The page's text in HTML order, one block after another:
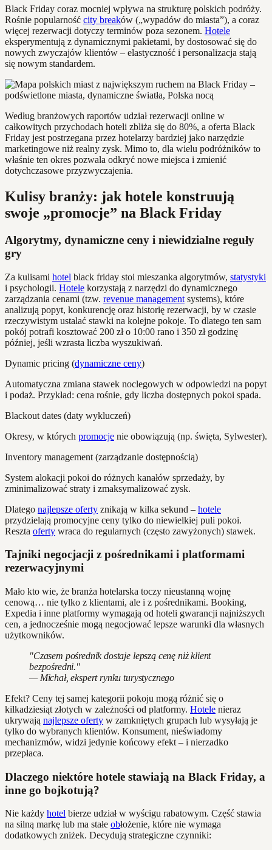
Black Friday coraz mocniej wpływa na strukturę polskich podróży.
Rośnie popularność city breaków („wypadów do miasta”), a coraz
więcej rezerwacji dotyczy terminów poza sezonem. Hotele
eksperymentują z dynamicznymi pakietami, by dostosować się do
nowych zwyczajów klientów – elastyczność i personalizacja stają
się nowym standardem.
Według branżowych raportów udział rezerwacji online w
całkowitych przychodach hoteli zbliża się do 80%, a oferta Black
Friday jest postrzegana przez hotelarzy bardziej jako narzędzie
marketingowe niż realny zysk. Mimo to, dla wielu podróżników to
właśnie ten okres pozwala odkryć nowe miejsca i zmienić
dotychczasowe przyzwyczajenia.
Kulisy branży: jak hotele konstruują
swoje „promocje” na Black Friday
Algorytmy, dynamiczne ceny i niewidzialne reguły
gry
Za kulisami hotel black friday stoi mieszanka algorytmów, statystyki
i psychologii. Hotele korzystają z narzędzi do dynamicznego
zarządzania cenami (tzw. revenue management systems), które
analizują popyt, konkurencję oraz historię rezerwacji, by w czasie
rzeczywistym ustalać stawki na kolejne pokoje. To dlatego ten sam
pokój potrafi kosztować 200 zł o 10:00 rano i 350 zł godzinę
później, jeśli wzrasta liczba wyszukiwań.
Dynamic pricing (dynamiczne ceny)
Automatyczna zmiana stawek noclegowych w odpowiedzi na popyt
i podaż. Przykład: cena rośnie, gdy liczba dostępnych pokoi spada.
Blackout dates (daty wykluczeń)
Okresy, w których promocje nie obowiązują (np. święta, Sylwester).
Inventory management (zarządzanie dostępnością)
System alokacji pokoi do różnych kanałów sprzedaży, by
zminimalizować straty i zmaksymalizować zysk.
Dlatego najlepsze oferty znikają w kilka sekund – hotele
przydzielają promocyjne ceny tylko do niewielkiej puli pokoi.
Reszta oferty wraca do regularnych (często zawyżonych) stawek.
Tajniki negocjacji z pośrednikami i platformami
rezerwacyjnymi
Mało kto wie, że branża hotelarska toczy nieustanną wojnę
cenową… nie tylko z klientami, ale i z pośrednikami. Booking,
Expedia i inne platformy wymagają od hoteli gwarancji najniższych
cen, a jednocześnie mogą negocjować lepsze warunki dla własnych
użytkowników.
"Czasem pośrednik dostaje lepszą cenę niż klient
bezpośredni."
— Michał, ekspert rynku turystycznego
Efekt? Ceny tej samej kategorii pokoju mogą różnić się o
kilkadziesiąt złotych w zależności od platformy. Hotele nieraz
ukrywają najlepsze oferty w zamkniętych grupach lub wysyłają je
tylko do wybranych klientów. Konsument, nieświadomy
mechanizmów, widzi jedynie końcowy efekt – i nierzadko
przepłaca.
Dlaczego niektóre hotele stawiają na Black Friday, a
inne go bojkotują?
Nie każdy hotel bierze udział w wyścigu rabatowym. Część stawia
na silną markę lub ma stałe obłożenie, które nie wymaga
dodatkowych zniżek. Decydują strategiczne czynniki: